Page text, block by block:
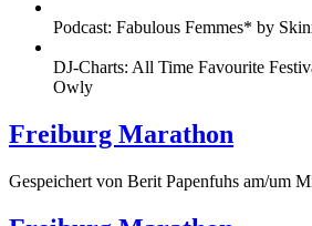
Podcast: Fabulous Femmes* by
DJ-Charts: All Time Favourite
Owly
Freiburg Marathon
Gespeichert von Berit Papenfuhs am/um